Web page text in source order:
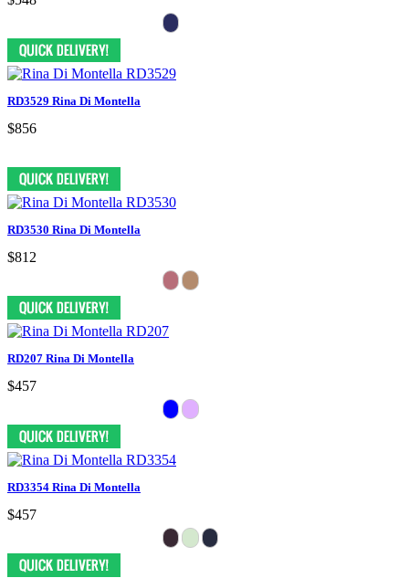
RD3529 Rina Di Montella
$856
RD3530 Rina Di Montella
$812
RD207 Rina Di Montella
$457
RD3354 Rina Di Montella
$457